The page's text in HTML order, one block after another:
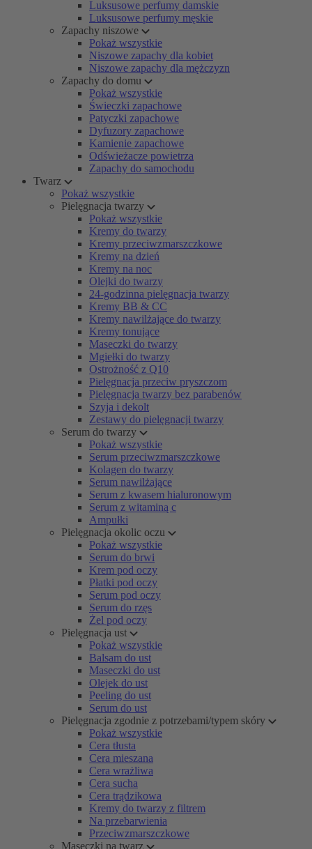
Luksusowe perfumy damskie
Luksusowe perfumy męskie
Zapachy niszowe
Pokaż wszystkie
Niszowe zapachy dla kobiet
Niszowe zapachy dla mężczyzn
Zapachy do domu
Pokaż wszystkie
Świeczki zapachowe
Patyczki zapachowe
Dyfuzory zapachowe
Kamienie zapachowe
Odświeżacze powietrza
Zapachy do samochodu
Twarz
Pokaż wszystkie
Pielęgnacja twarzy
Pokaż wszystkie
Kremy do twarzy
Kremy przeciwzmarszczkowe
Kremy na dzień
Kremy na noc
Olejki do twarzy
24-godzinna pielęgnacja twarzy
Kremy BB & CC
Kremy nawilżające do twarzy
Kremy tonujące
Maseczki do twarzy
Mgiełki do twarzy
Ostrożność z Q10
Pielęgnacja przeciw pryszczom
Pielęgnacja twarzy bez parabenów
Szyja i dekolt
Zestawy do pielęgnacji twarzy
Serum do twarzy
Pokaż wszystkie
Serum przeciwzmarszczkowe
Kolagen do twarzy
Serum nawilżające
Serum z kwasem hialuronowym
Serum z witaminą c
Ampułki
Pielęgnacja okolic oczu
Pokaż wszystkie
Serum do brwi
Krem pod oczy
Płatki pod oczy
Serum pod oczy
Serum do rzęs
Żel pod oczy
Pielęgnacja ust
Pokaż wszystkie
Balsam do ust
Maseczki do ust
Olejek do ust
Peeling do ust
Serum do ust
Pielęgnacja zgodnie z potrzebami/typem skóry
Pokaż wszystkie
Cera tłusta
Cera mieszana
Cera wrażliwa
Cera sucha
Cera trądzikowa
Kremy do twarzy z filtrem
Na przebarwienia
Przeciwzmarszczkowe
Maseczki na twarz